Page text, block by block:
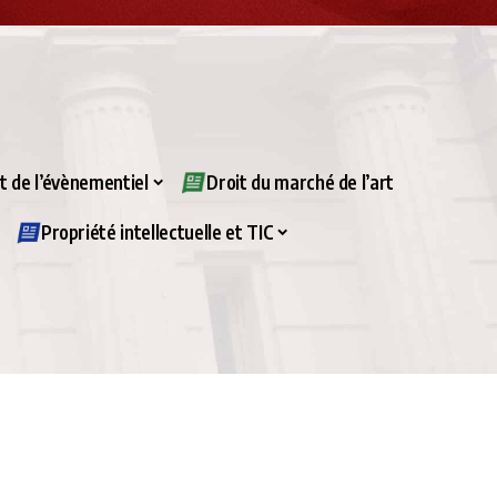
l’évènementiel Droit du marché de l’art
Propriété intellectuelle et TIC